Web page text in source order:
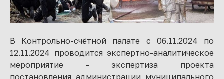
В Контрольно-счётной палате с 06.11.2024 по
12.11.2024 проводится экспертно-аналитическое
мероприятие - экспертиза проекта
постановления администрации муниципального